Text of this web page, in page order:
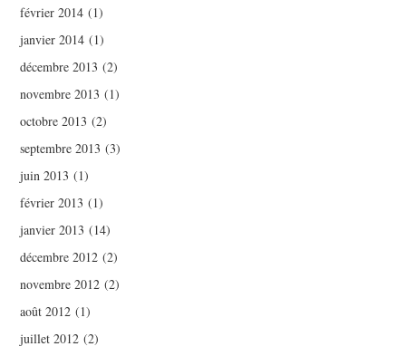
février 2014 (1)
janvier 2014 (1)
décembre 2013 (2)
novembre 2013 (1)
octobre 2013 (2)
septembre 2013 (3)
juin 2013 (1)
février 2013 (1)
janvier 2013 (14)
décembre 2012 (2)
novembre 2012 (2)
août 2012 (1)
juillet 2012 (2)